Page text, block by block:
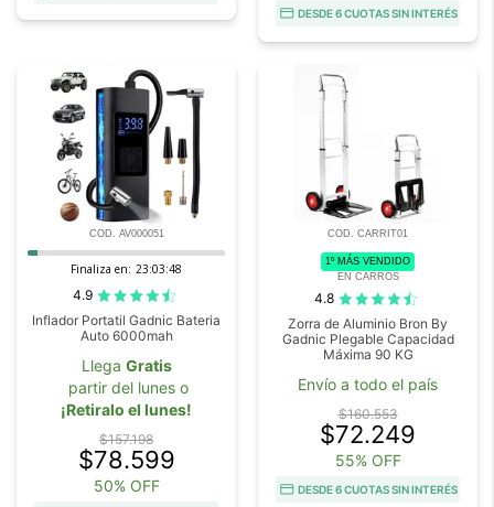
DESDE 6 CUOTAS SIN INTERÉS
COD. AV000051
Finaliza en: 23:03:45
4.9
Inflador Portatil Gadnic Bateria
Auto 6000mah
Llega Gratis
partir del lunes o
¡Retiralo el lunes!
$157.198
$78.599
50% OFF
COD. CARRIT01
1º MÁS VENDIDO
EN CARROS
4.8
Zorra de Aluminio Bron By
Gadnic Plegable Capacidad
Máxima 90 KG
Envío a todo el país
$160.553
$72.249
55% OFF
DESDE 6 CUOTAS SIN INTERÉS